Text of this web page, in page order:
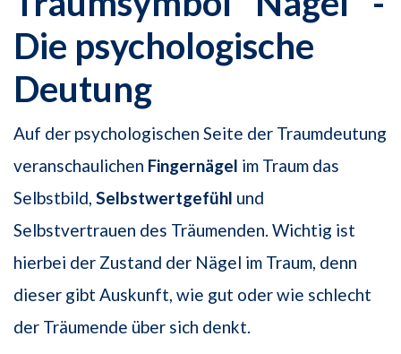
Die psychologische
Deutung
Auf der psychologischen Seite der Traumdeutung
veranschaulichen Fingernägel im Traum das
Selbstbild, Selbstwertgefühl und
Selbstvertrauen des Träumenden. Wichtig ist
hierbei der Zustand der Nägel im Traum, denn
dieser gibt Auskunft, wie gut oder wie schlecht
der Träumende über sich denkt.